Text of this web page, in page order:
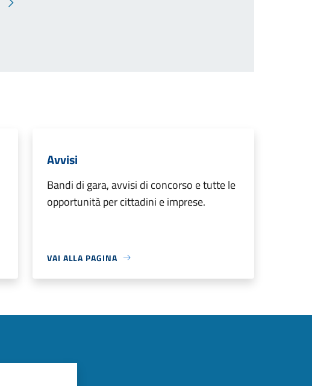
Pagina successiva
Avvisi
Bandi di gara, avvisi di concorso e tutte le
opportunità per cittadini e imprese.
VAI ALLA PAGINA